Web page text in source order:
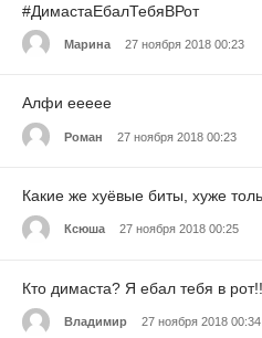
#ДимастаЕбалТебяВРот
Марина 27 ноября 2018 00:23
Алфи еееее
Роман 27 ноября 2018 00:23
Какие же хуёвые биты, хуже
Ксюша 27 ноября 2018 00:25
Кто димаста? Я ебал тебя в
Владимир 27 ноября 2018 00:34